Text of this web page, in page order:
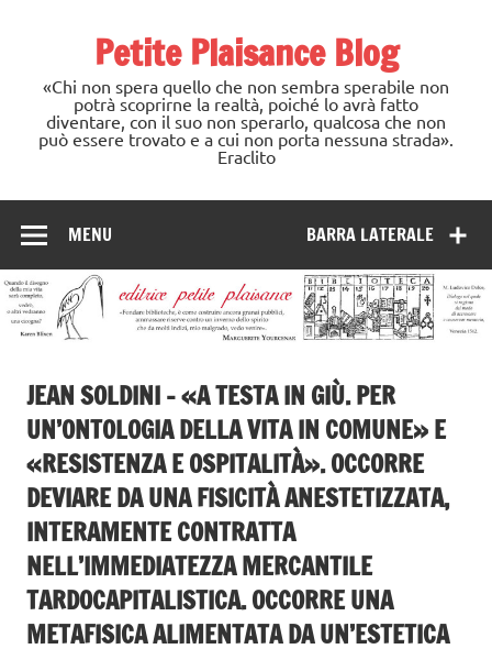
Petite Plaisance Blog
«Chi non spera quello che non sembra sperabile non
potrà scoprirne la realtà, poiché lo avrà fatto
diventare, con il suo non sperarlo, qualcosa che non
può essere trovato e a cui non porta nessuna strada».
Eraclito
BARRA LATERALE
MENU
JEAN SOLDINI – «A TESTA IN GIÙ. PER
UN’ONTOLOGIA DELLA VITA IN COMUNE» E
«RESISTENZA E OSPITALITÀ». OCCORRE
DEVIARE DA UNA FISICITÀ ANESTETIZZATA,
INTERAMENTE CONTRATTA
NELL’IMMEDIATEZZA MERCANTILE
TARDOCAPITALISTICA. OCCORRE UNA
METAFISICA ALIMENTATA DA UN’ESTETICA